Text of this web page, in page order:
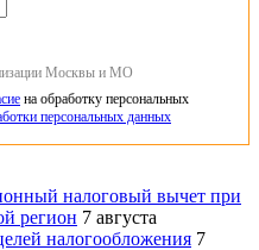
Москвы и МО
на обработку персональных
персональных данных
налоговый вычет при
регион 7 августа
налогообложения 7